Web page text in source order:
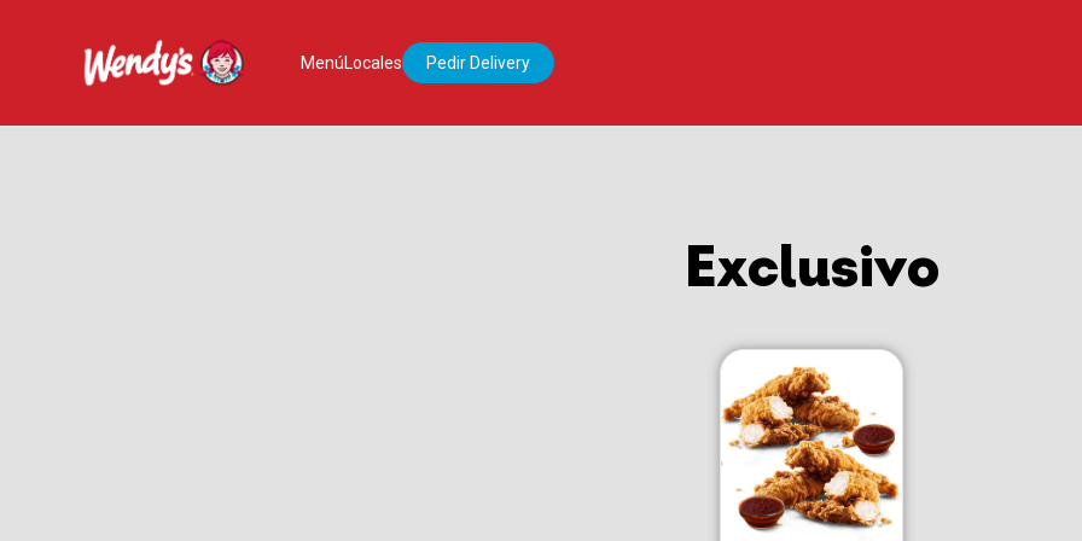
MenúLocales Pedir Delivery
Exclusivo